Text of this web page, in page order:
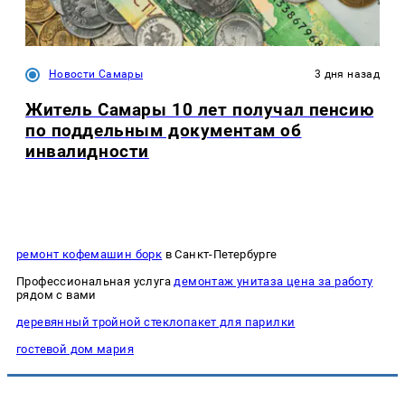
Новости Самары 3 дня назад
Житель Самары 10 лет получал пенсию
по поддельным документам об
инвалидности
ремонт кофемашин борк в Санкт-Петербурге
Профессиональная услуга демонтаж унитаза цена за работу
рядом с вами
деревянный тройной стеклопакет для парилки
гостевой дом мария